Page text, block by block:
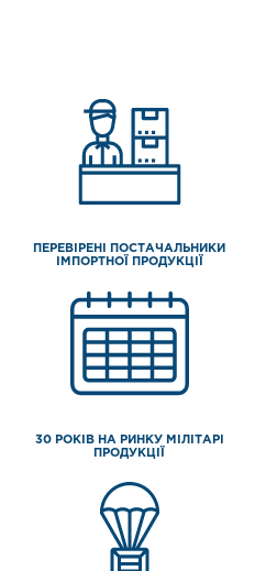
ПЕРЕВІРЕНІ ПОСТАЧАЛЬНИКИ
ІМПОРТНОЇ ПРОДУКЦІЇ
30 РОКІВ НА РИНКУ МІЛІТАРІ
ПРОДУКЦІЇ